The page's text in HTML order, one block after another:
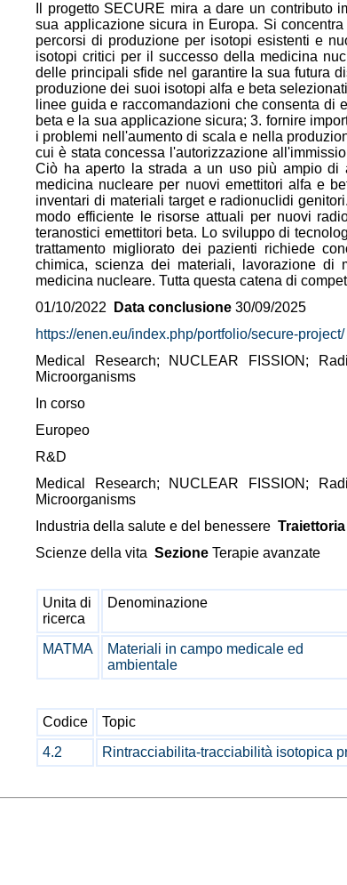
Il progetto SECURE mira a dare un
sua applicazione sicura in Europa. Si
percorsi di produzione per isotopi esistenti e
isotopi critici per il successo della medicina
delle principali sfide nel garantire la sua futura
produzione dei suoi isotopi alfa e beta
linee guida e raccomandazioni che consenta
beta e la sua applicazione sicura; 3. fornire
i problemi nell'aumento di scala e nella
cui è stata concessa l'autorizzazione
Ciò ha aperto la strada a un uso più ampio di
medicina nucleare per nuovi emettitori alfa e
inventari di materiali target e radionuclidi
modo efficiente le risorse attuali per nuovi
teranostici emettitori beta. Lo sviluppo di
trattamento migliorato dei pazienti richiede
chimica, scienza dei materiali, lavorazione di
medicina nucleare. Tutta questa catena di
01/10/2022 Data conclusione 30/09/2025
https://enen.eu/index.php/portfolio/secure-project/
Medical Research; NUCLEAR FISSION;
Microorganisms
In corso
Europeo
R&D
Medical Research; NUCLEAR FISSION;
Microorganisms
Industria della salute e del benessere Traiettoria
Scienze della vita Sezione Terapie avanzate
Unita di
ricerca
Denominazione
MATMA
Materiali in campo medicale ed
ambientale
Codice Topic
4.2
Rintracciabilita-tracciabilità isotopica